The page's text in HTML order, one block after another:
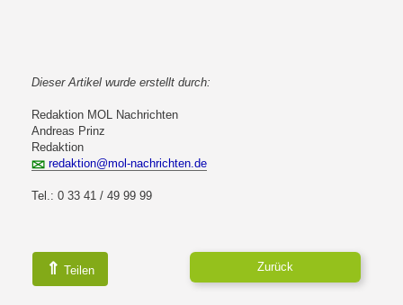
Dieser Artikel wurde erstellt durch:
Redaktion MOL Nachrichten
Andreas Prinz
Redaktion
redaktion@mol-nachrichten.de
Tel.: 0 33 41 / 49 99 99
⇑ Teilen Zurück